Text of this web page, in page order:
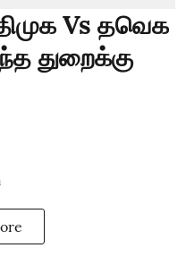
Vs தவெக
துறைக்கு